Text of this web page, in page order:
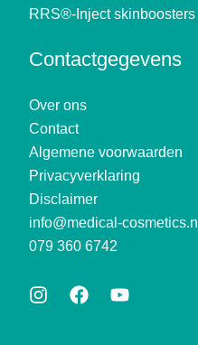
RRS®-Inject skinboosters
Contactgegevens
Over ons
Contact
Algemene voorwaarden
Privacyverklaring
Disclaimer
info@medical-cosmetics.nl
079 360 6742